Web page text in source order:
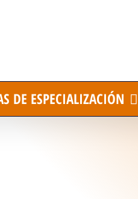
DE ESPECIALIZACIÓN